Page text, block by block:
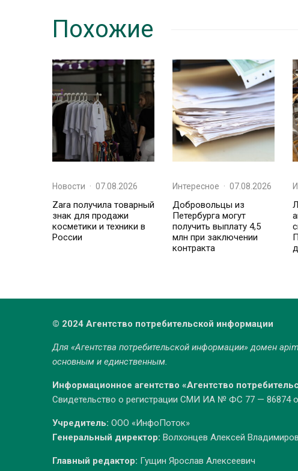
Похожие
Новости · 07.08.2026
Zara получила товарный
знак для продажи
косметики и техники в
России
Интересное · 07.08.2026
Добровольцы из
Петербурга могут
получить выплату 4,5
млн при заключении
контракта
© 2024 Агентство потребительской информации
Для «Агентства потребительской информации» домен
основным и единственным.
Информационное агентство «Агентство
Свидетельство о регистрации СМИ ИА № ФС 77 — 86874
Учредитель: ООО «ИнфоПоток»
Генеральный директор: Волхонцев Алексей
Главный редактор: Гущин Ярослав Алексеевич